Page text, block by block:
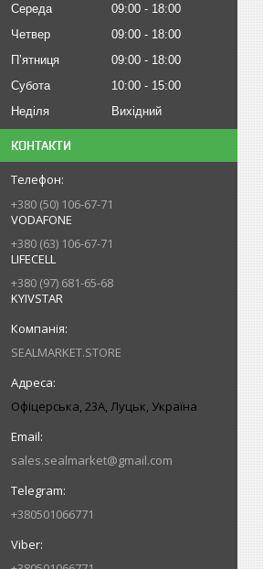
Середа
09:00
18:00
Четвер
09:00
18:00
Пʼятниця
09:00
18:00
Субота
10:00
15:00
Неділя
Вихідний
КОНТАКТИ
+380 (50) 106-67-71
VODAFONE
+380 (63) 106-67-71
LIFECELL
+380 (97) 681-65-68
KYIVSTAR
SEALMARKET.STORE
Офіцерська, 23А, Луцьк, Україна
sales.sealmarket@gmail.com
+380501066771